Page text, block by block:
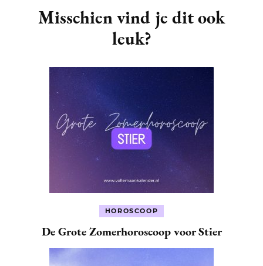
Navigation
Misschien vind je dit ook
leuk?
HOROSCOOP
De Grote Zomerhoroscoop voor Stier